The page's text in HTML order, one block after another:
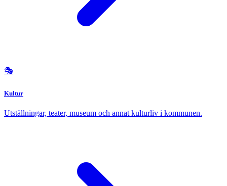
🎭
Kultur
Utställningar, teater, museum och annat kulturliv i kommunen.